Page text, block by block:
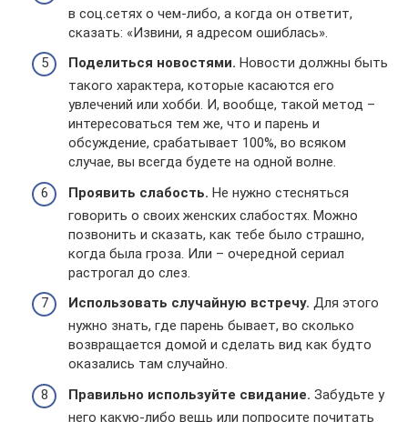
в соц.сетях о чем-либо, а когда он ответит,
сказать: «Извини, я адресом ошиблась».
Поделиться новостями. Новости должны быть
такого характера, которые касаются его
увлечений или хобби. И, вообще, такой метод –
интересоваться тем же, что и парень и
обсуждение, срабатывает 100%, во всяком
случае, вы всегда будете на одной волне.
Проявить слабость. Не нужно стесняться
говорить о своих женских слабостях. Можно
позвонить и сказать, как тебе было страшно,
когда была гроза. Или – очередной сериал
растрогал до слез.
Использовать случайную встречу. Для этого
нужно знать, где парень бывает, во сколько
возвращается домой и сделать вид как будто
оказались там случайно.
Правильно используйте свидание. Забудьте у
него какую-либо вещь или попросите почитать